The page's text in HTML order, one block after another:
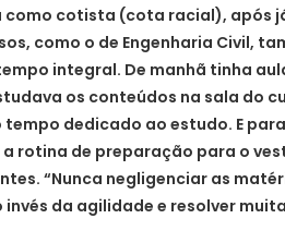
como cotista (cota racial), após
como o de Engenharia Civil,
integral. De manhã tinha
os conteúdos na sala do
tempo dedicado ao estudo. E
rotina de preparação para o
“Nunca negligenciar as
da agilidade e resolver